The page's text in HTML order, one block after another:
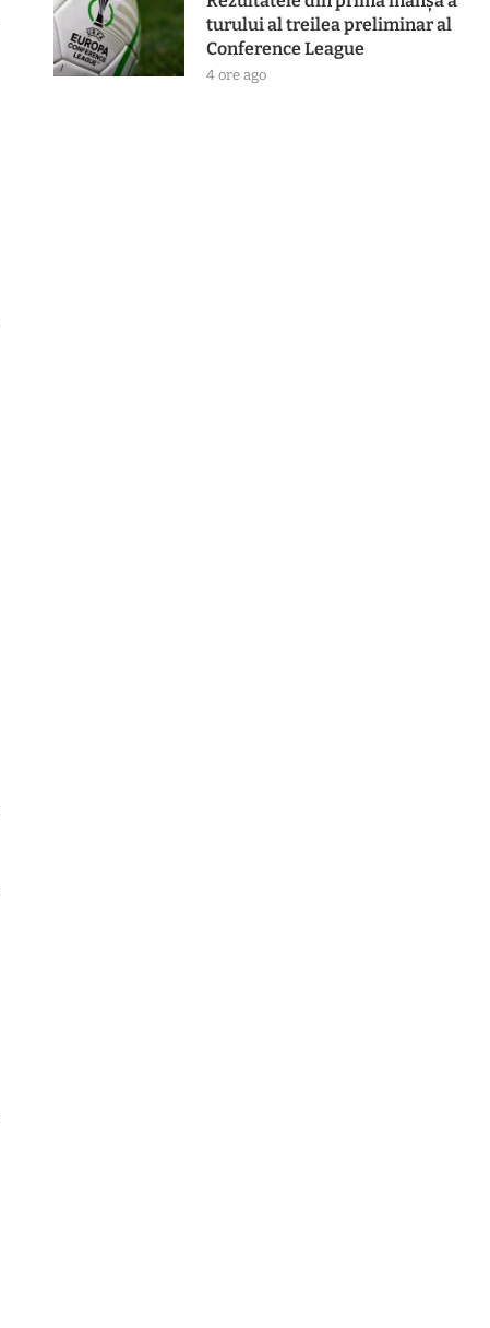
turului al treilea preliminar al
Conference League
4 ore ago